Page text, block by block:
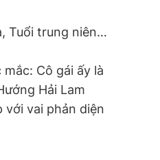
Tuổi trung niên…
Cô gái ấy là
Hải Lam
với vai phản diện